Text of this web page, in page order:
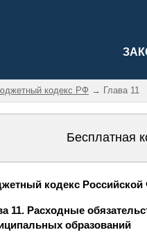
кодекс РФ → Глава 11
Бесплатная
кодекс Российской
11. Расходные
образований